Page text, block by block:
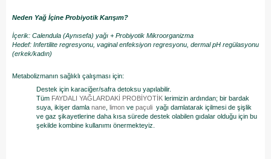
Neden Yağ İçine Probiyotik Karışım?
İçerik: Calendula (Aynısefa) yağı + Probiyotik Mikroorganizma
Hedef: Infertilite regresyonu, vaginal enfeksiyon regresyonu, dermal pH regülasyonu
(erkek/kadın)
Metabolizmanın sağlıklı çalışması için:
Destek için karaciğer/safra detoksu yapılabilir.
Tüm FAYDALI YAĞLARDAKİ PROBİYOTİK lerimizin ardından; bir bardak
suya, ikişer damla nane limon ve paçuli yağı damlatarak içilmesi de şişlik
ve gaz şikayetlerine daha kısa sürede destek olabilen gıdalar olduğu için bu
şekilde kombine kullanımı önermekteyiz.